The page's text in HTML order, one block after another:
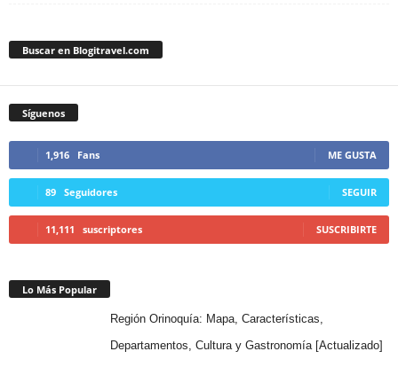
Buscar en Blogitravel.com
Síguenos
1,916 Fans ME GUSTA
89 Seguidores SEGUIR
11,111 suscriptores SUSCRIBIRTE
Lo Más Popular
Región Orinoquía: Mapa, Características,
Departamentos, Cultura y Gastronomía [Actualizado]